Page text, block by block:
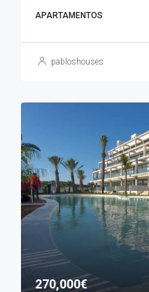
APARTAMENTOS
pabloshouses
270,000€